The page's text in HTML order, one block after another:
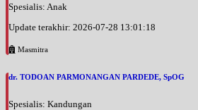
Spesialis: Anak
Update terakhir: 2026-07-28 13:01:18
Masmitra
dr. TODOAN PARMONANGAN PARDEDE, SpOG
Spesialis: Kandungan